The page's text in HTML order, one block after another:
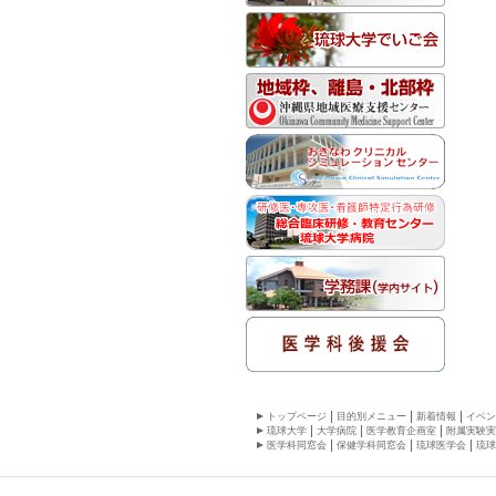
トップページ 目的別メニュー 新着情報
イベ
琉球大学
大学病院 医学教育企画室
附属実験
医学科同窓会
保健学科同窓会 琉球医学会 琉